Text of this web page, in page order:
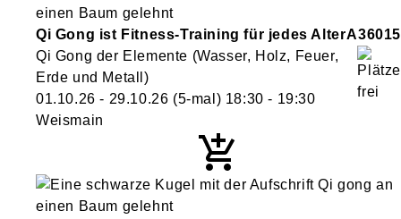
Qi Gong ist Fitness-Training für jedes AlterA36015
Qi Gong der Elemente (Wasser, Holz, Feuer,
Erde und Metall)
01.10.26 - 29.10.26 (5-mal) 18:30 - 19:30
Weismain